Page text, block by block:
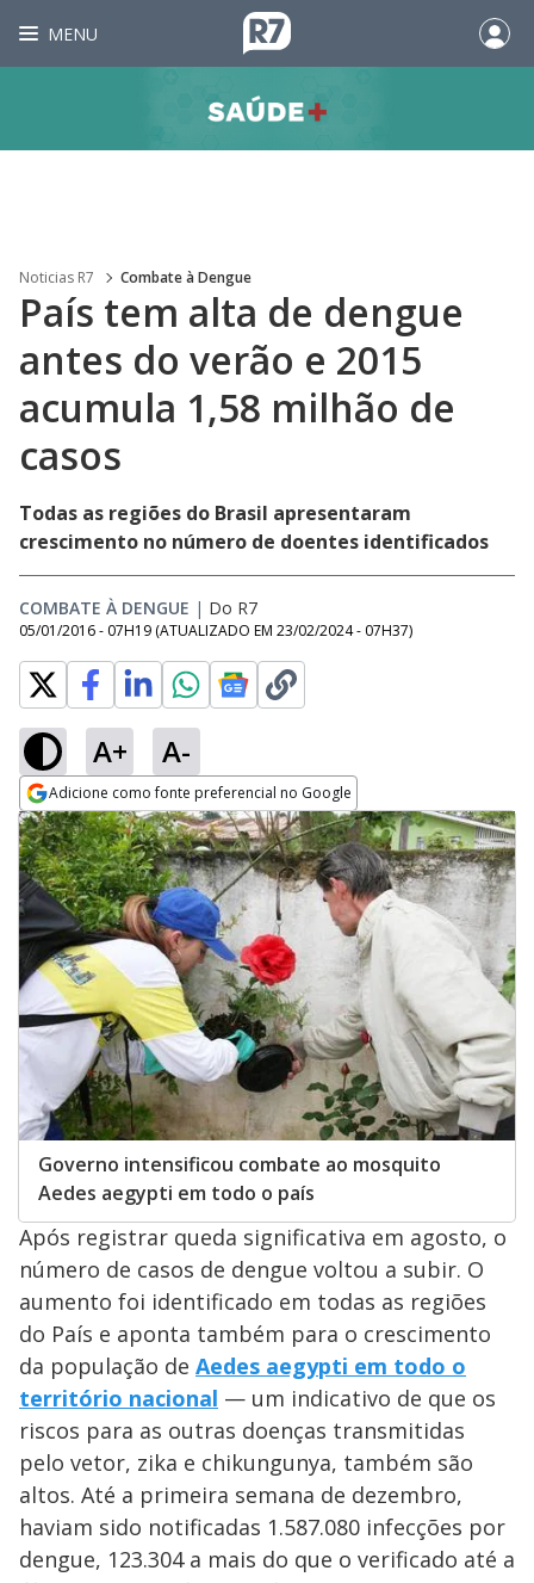
MENU
Noticias R7 Combate à Dengue
País tem alta de dengue
antes do verão e 2015
acumula 1,58 milhão de
casos
Todas as regiões do Brasil apresentaram
crescimento no número de doentes identificados
COMBATE À DENGUE | Do R7
05/01/2016 - 07H19 (ATUALIZADO EM 23/02/2024 - 07H37)
A+ A-
Adicione como fonte preferencial no Google
Opens in new window
Governo intensificou combate ao mosquito
Aedes aegypti em todo o país
Após registrar queda significativa em agosto, o
número de casos de dengue voltou a subir. O
aumento foi identificado em todas as regiões
do País e aponta também para o crescimento
da população de Aedes aegypti em todo o
território nacional — um indicativo de que os
riscos para as outras doenças transmitidas
pelo vetor, zika e chikungunya, também são
altos. Até a primeira semana de dezembro,
haviam sido notificadas 1.587.080 infecções por
dengue, 123.304 a mais do que o verificado até a